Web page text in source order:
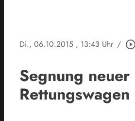
Di., 06.10.2015 , 13:43 Uhr / play_circle_outline
Segnung neuer
Rettungswagen